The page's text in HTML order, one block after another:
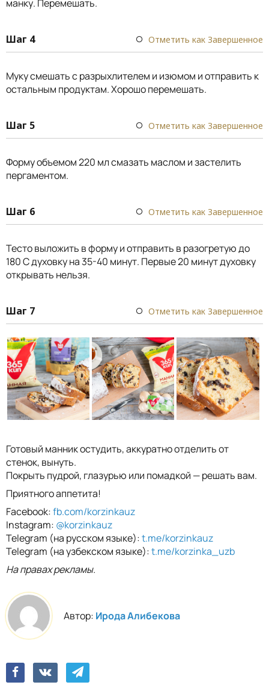
манку. Перемешать.
Шаг 4 Отметить как Завершенное
Муку смешать с разрыхлителем и изюмом и отправить к
остальным продуктам. Хорошо перемешать.
Шаг 5 Отметить как Завершенное
Форму объемом 220 мл смазать маслом и застелить
пергаментом.
Шаг 6 Отметить как Завершенное
Тесто выложить в форму и отправить в разогретую до
180 С духовку на 35-40 минут. Первые 20 минут духовку
открывать нельзя.
Шаг 7 Отметить как Завершенное
Готовый манник остудить, аккуратно отделить от
стенок, вынуть.
Покрыть пудрой, глазурью или помадкой — решать вам.
Приятного аппетита!
Facebook:fb.com/korzinkauz
Instagram: @korzinkauz
Telegram (на русском языке):t.me/korzinkauz
Telegram (на узбекском языке):t.me/korzinka_uzb
На правах рекламы.
Автор: Ирода Алибекова